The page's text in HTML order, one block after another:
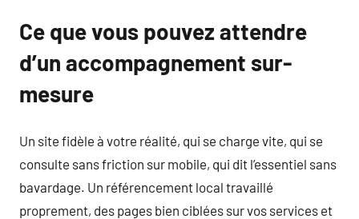
Ce que vous pouvez attendre
d’un accompagnement sur-
mesure
Un site fidèle à votre réalité, qui se charge vite, qui se
consulte sans friction sur mobile, qui dit l’essentiel sans
bavardage. Un référencement local travaillé
proprement, des pages bien ciblées sur vos services et